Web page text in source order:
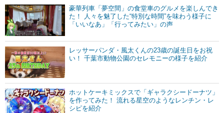
豪華列車「夢空間」の食堂車のグルメを楽しんでき
た！ 人々を魅了した“特別な時間”を味わう様子に
「いいなあ」「行ってみたい」の声
レッサーパンダ・風太くんの23歳の誕生日をお祝
い！ 千葉市動物公園のセレモニーの様子を紹介
ホットケーキミックスで「ギャラクシードーナツ」
を作ってみた！ 流れる星空のようなレンチン・レ
シピを紹介